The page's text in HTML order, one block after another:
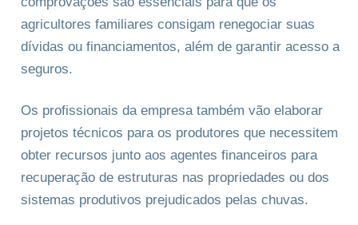
agricultores familiares consigam renegociar suas
dívidas ou financiamentos, além de garantir acesso a
seguros.
Os profissionais da empresa também vão elaborar
projetos técnicos para os produtores que necessitem
obter recursos junto aos agentes financeiros para
recuperação de estruturas nas propriedades ou dos
sistemas produtivos prejudicados pelas chuvas.